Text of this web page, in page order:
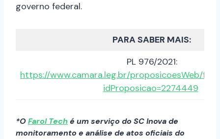
governo federal.
PARA SABER MAIS:
PL 976/2021:
https://www.camara.leg.br/proposicoesWeb/
idProposicao=2274449
*OFarol Tech é um serviço do SC Inova de
monitoramento e análise de atos oficiais do